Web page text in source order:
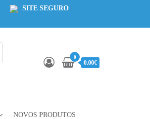
SITE SEGURO
0
0.00€
NOVOS PRODUTOS